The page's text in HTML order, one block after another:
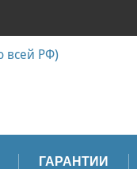
всей РФ)
ГАРАНТИИ